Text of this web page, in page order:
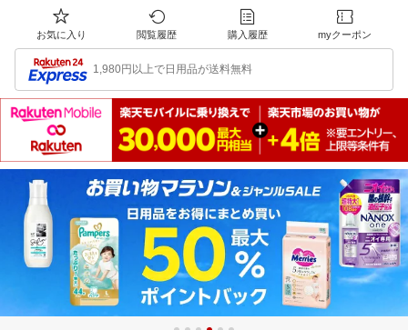
お気に入り 閲覧履歴 購入履歴 myクーポン
1,980円以上で日用品が送料無料